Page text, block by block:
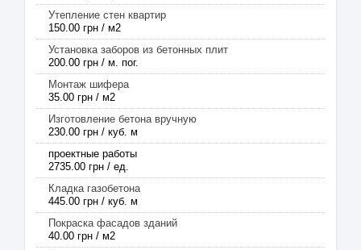
Утепление стен квартир
150.00 грн / м2
Установка заборов из бетонных плит
200.00 грн / м. пог.
Монтаж шифера
35.00 грн / м2
Изготовление бетона вручную
230.00 грн / куб. м
проектные работы
2735.00 грн / ед.
Кладка газобетона
445.00 грн / куб. м
Покраска фасадов зданий
40.00 грн / м2